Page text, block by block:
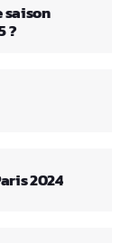
saison
?
2024